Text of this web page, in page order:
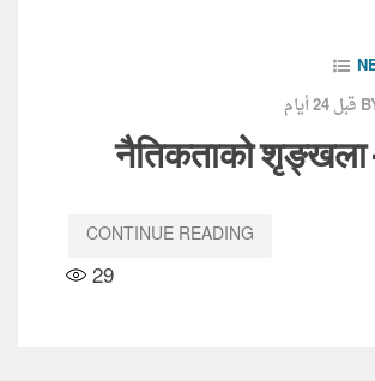
قبل 24 أيام
नैतिकताको शृङ्खला
CONTINUE READING
29